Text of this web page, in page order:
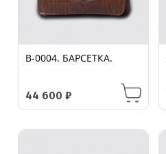
B-0004. БАРСЕТКА.
44 600₽